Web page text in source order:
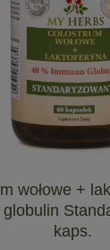
wołowe +
kaps.